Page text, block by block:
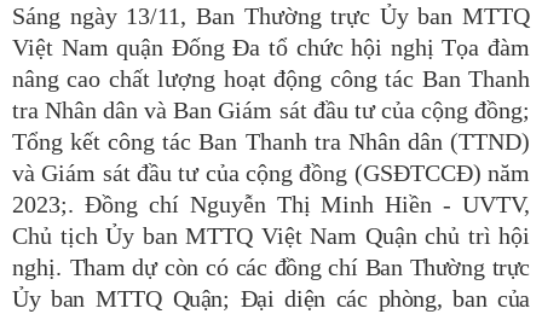
Sáng ngày 13/11, Ban Thường trực Ủy ban MTTQ
Việt Nam quận Đống Đa tổ chức hội nghị Tọa đàm
nâng cao chất lượng hoạt động công tác Ban Thanh
tra Nhân dân và Ban Giám sát đầu tư của cộng đồng;
Tổng kết công tác Ban Thanh tra Nhân dân (TTND)
và Giám sát đầu tư của cộng đồng (GSĐTCCĐ) năm
2023;. Đồng chí Nguyễn Thị Minh Hiền - UVTV,
Chủ tịch Ủy ban MTTQ Việt Nam Quận chủ trì hội
nghị. Tham dự còn có các đồng chí Ban Thường trực
Ủy ban MTTQ Quận; Đại diện các phòng, ban của